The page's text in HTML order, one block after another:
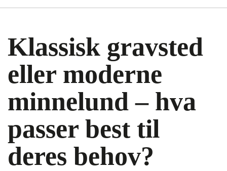
Klassisk gravsted
eller moderne
minnelund – hva
passer best til
deres behov?